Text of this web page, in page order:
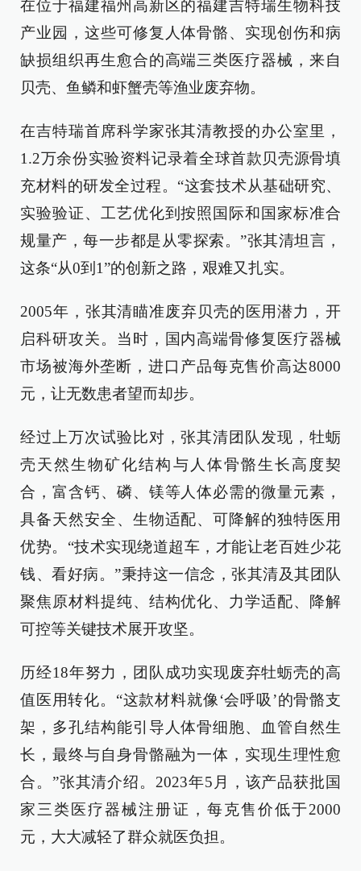
在位于福建福州高新区的福建吉特瑞生物科技
产业园，这些可修复人体骨骼、实现创伤和病
缺损组织再生愈合的高端三类医疗器械，来自
贝壳、鱼鳞和虾蟹壳等渔业废弃物。
在吉特瑞首席科学家张其清教授的办公室里，
1.2万余份实验资料记录着全球首款贝壳源骨填
充材料的研发全过程。“这套技术从基础研究、
实验验证、工艺优化到按照国际和国家标准合
规量产，每一步都是从零探索。”张其清坦言，
这条“从0到1”的创新之路，艰难又扎实。
2005年，张其清瞄准废弃贝壳的医用潜力，开
启科研攻关。当时，国内高端骨修复医疗器械
市场被海外垄断，进口产品每克售价高达8000
元，让无数患者望而却步。
经过上万次试验比对，张其清团队发现，牡蛎
壳天然生物矿化结构与人体骨骼生长高度契
合，富含钙、磷、镁等人体必需的微量元素，
具备天然安全、生物适配、可降解的独特医用
优势。“技术实现绕道超车，才能让老百姓少花
钱、看好病。”秉持这一信念，张其清及其团队
聚焦原材料提纯、结构优化、力学适配、降解
可控等关键技术展开攻坚。
历经18年努力，团队成功实现废弃牡蛎壳的高
值医用转化。“这款材料就像‘会呼吸’的骨骼支
架，多孔结构能引导人体骨细胞、血管自然生
长，最终与自身骨骼融为一体，实现生理性愈
合。”张其清介绍。2023年5月，该产品获批国
家三类医疗器械注册证，每克售价低于2000
元，大大减轻了群众就医负担。